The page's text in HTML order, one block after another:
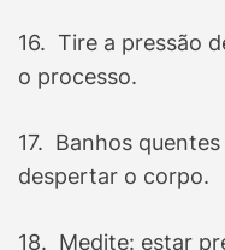
16. Tire a pressão
o processo.
17. Banhos
despertar o corpo.
18. Medite: estar